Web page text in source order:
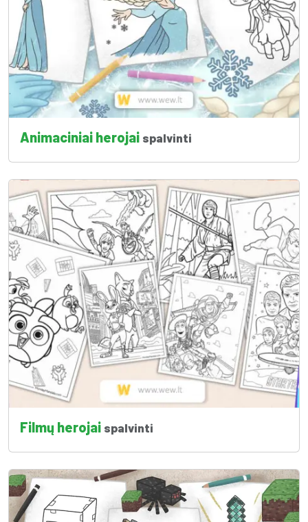
Animaciniai herojai spalvinti
Filmų herojai spalvinti